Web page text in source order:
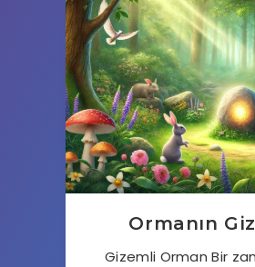
Ormanın
Gizemli Orman Bir